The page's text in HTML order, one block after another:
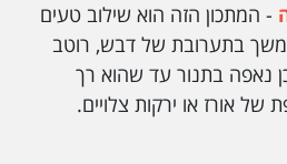
- המתכון הזה הוא שילוב טעים
בתערובת של דבש, רוטב
נאפה בתנור עד שהוא רך
של אורז או ירקות צלויים.